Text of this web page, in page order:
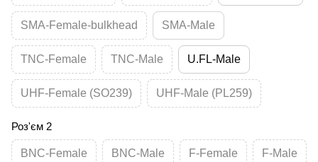
SMA-Female-bulkhead SMA-Male
TNC-Female TNC-Male U.FL-Male
UHF-Female (SO239) UHF-Male (PL259)
Роз'єм 2
BNC-Female BNC-Male F-Female F-Male